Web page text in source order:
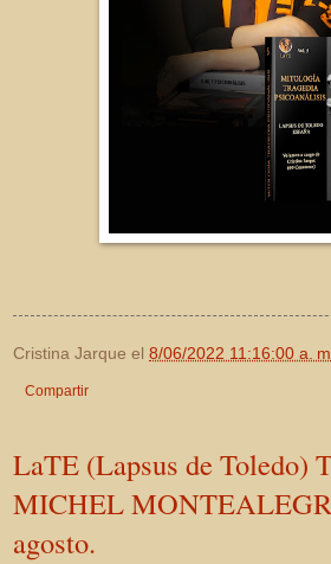
Cristina Jarque el 8/06/2022 11:16:00 a. m.
Compartir
LaTE (Lapsus de Toledo)
MICHEL
agosto.